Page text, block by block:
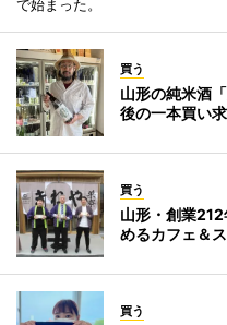
で始まった。
買う
山形の純米酒
後の一本買い
買う
山形・創業
めるカフェ＆
買う